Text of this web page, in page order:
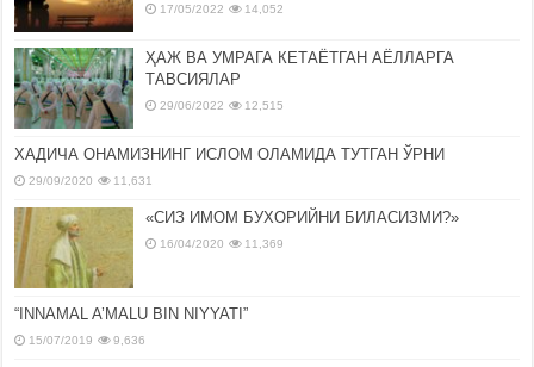
17/05/2022 14,052
ҲАЖ ВА УМРАГА КЕТАЁТГАН АЁЛЛАРГА
ТАВСИЯЛАР
29/06/2022 12,515
ХАДИЧА ОНАМИЗНИНГ ИСЛОМ ОЛАМИДА ТУТГАН ЎРНИ
29/09/2020 11,631
«СИЗ ИМОМ БУХОРИЙНИ БИЛАСИЗМИ?»
16/04/2020 11,369
“INNAMAL A’MALU BIN NIYYATI”
15/07/2019 9,636